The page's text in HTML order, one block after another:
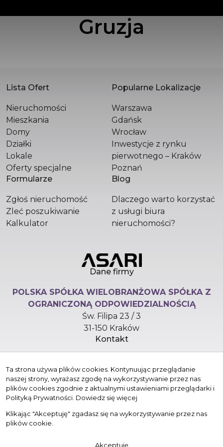
POLSKA SPÓŁKA WIELOBRANŻOWA SPÓŁKA
Z OGRANICZONĄ ODPOWIEDZIALNOŚCIĄ
Gruzja
Lista Ofert
Nieruchomości
Mieszkania
Domy
Działki
Lokale
Oferty specjalne
Popularne Lokalizacje
Warszawa
Gdańsk
Wrocław
Inwestycje z rynku
pierwotnego – Kraków
Poznań
Formularze
Zgłoś nieruchomość
Zleć poszukiwanie
Kalkulator
Blog
Dlaczego warto korzystać
z usługi biura
nieruchomości?
Dane firmy
POLSKA SPÓŁKA WIELOBRANŻOWA SPÓŁKA Z
OGRANICZONĄ ODPOWIEDZIALNOŚCIĄ
Św. Filipa 23 / 3
31-150 Kraków
Kontakt
+48 510 296 799
Znajdziesz nas tu
© 2026 Wszystkie prawa zastrzeżone | Program dla biur
Ta strona używa plików cookies. Kontynuując przeglądanie
naszej strony, wyrażasz zgodę na wykorzystywanie przez nas
plików cookies zgodnie z aktualnymi ustawieniami przeglądarki i
Polityką Prywatności. Dowiedz się więcej
Klikając "Akceptuję" zgadasz się na wykorzystywanie przez nas
plików cookie.
Akceptuję